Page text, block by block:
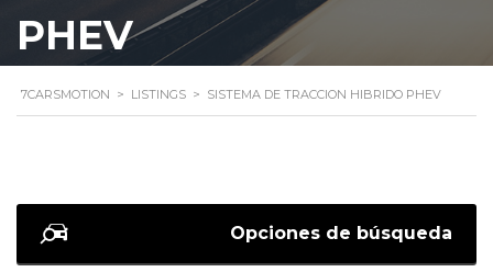
PHEV
7CARSMOTION > LISTINGS > SISTEMA DE TRACCION HIBRIDO PHEV
Opciones de búsqueda